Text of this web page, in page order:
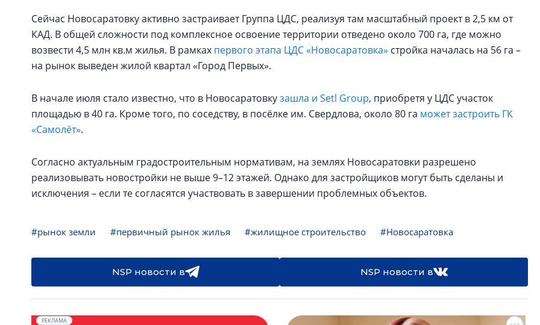
Сейчас Новосаратовку активно застраивает Группа ЦДС, реализуя там масштабный проект в 2,5 км от
КАД. В общей сложности под комплексное освоение территории отведено около 700 га, где можно
возвести 4,5 млн кв.м жилья. В рамках первого этапа ЦДС «Новосаратовка» стройка началась на 56 га –
на рынок выведен жилой квартал «Город Первых».
В начале июля стало известно, что в Новосаратовкузашла и Setl Group, приобретя у ЦДС участок
площадью в 40 га. Кроме того, по соседству, в посёлке им. Свердлова, около 80 га может застроить ГК
«Самолёт».
Согласно актуальным градостроительным нормативам, на землях Новосаратовки разрешено
реализовывать новостройки не выше 9–12 этажей. Однако для застройщиков могут быть сделаны и
исключения – если те согласятся участвовать в завершении проблемных объектов.
#рынок земли #первичный рынок жилья #жилищное строительство #Новосаратовка
NSP новости в NSP новости в
РЕКЛАМА